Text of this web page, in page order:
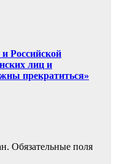
Российской
лиц и
прекратиться»
Обязательные поля